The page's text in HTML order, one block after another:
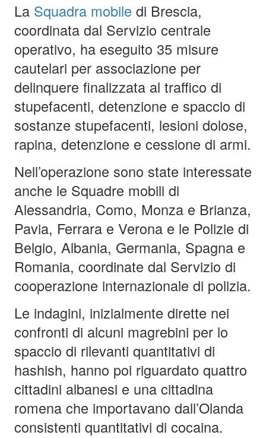
La Squadra mobile di Brescia,
coordinata dal Servizio centrale
operativo, ha eseguito 35 misure
cautelari per associazione per
delinquere finalizzata al traffico di
stupefacenti, detenzione e spaccio di
sostanze stupefacenti, lesioni dolose,
rapina, detenzione e cessione di armi.
Nell’operazione sono state interessate
anche le Squadre mobili di
Alessandria, Como, Monza e Brianza,
Pavia, Ferrara e Verona e le Polizie di
Belgio, Albania, Germania, Spagna e
Romania, coordinate dal Servizio di
cooperazione internazionale di polizia.
Le indagini, inizialmente dirette nei
confronti di alcuni magrebini per lo
spaccio di rilevanti quantitativi di
hashish, hanno poi riguardato quattro
cittadini albanesi e una cittadina
romena che importavano dall’Olanda
consistenti quantitativi di cocaina.